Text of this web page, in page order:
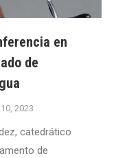
en
de
2023
catedrático
de